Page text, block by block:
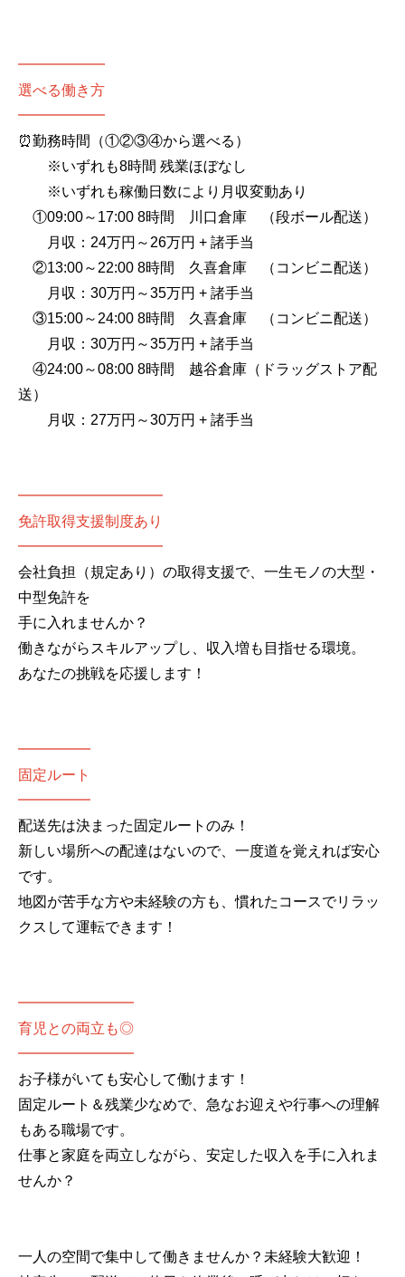
━━━━━━
選べる働き方
━━━━━━
⏰勤務時間（①②③④から選べる）
※いずれも8時間 残業ほぼなし
※いずれも稼働日数により月収変動あり
①09:00～17:00 8時間 川口倉庫 （段ボール配送）
月収：24万円～26万円 + 諸手当
②13:00～22:00 8時間 久喜倉庫 （コンビニ配送）
月収：30万円～35万円 + 諸手当
③15:00～24:00 8時間 久喜倉庫 （コンビニ配送）
月収：30万円～35万円 + 諸手当
④24:00～08:00 8時間 越谷倉庫（ドラッグストア配
送）
月収：27万円～30万円 + 諸手当
━━━━━━━━━━
免許取得支援制度あり
━━━━━━━━━━
会社負担（規定あり）の取得支援で、一生モノの大型・
中型免許を
手に入れませんか？
働きながらスキルアップし、収入増も目指せる環境。
あなたの挑戦を応援します！
━━━━━
固定ルート
━━━━━
配送先は決まった固定ルートのみ！
新しい場所への配達はないので、一度道を覚えれば安心
です。
地図が苦手な方や未経験の方も、慣れたコースでリラッ
クスして運転できます！
━━━━━━━━
育児との両立も◎
━━━━━━━━
お子様がいても安心して働けます！
固定ルート＆残業少なめで、急なお迎えや行事への理解
もある職場です。
仕事と家庭を両立しながら、安定した収入を手に入れま
せんか？
一人の空間で集中して働きませんか？未経験大歓迎！